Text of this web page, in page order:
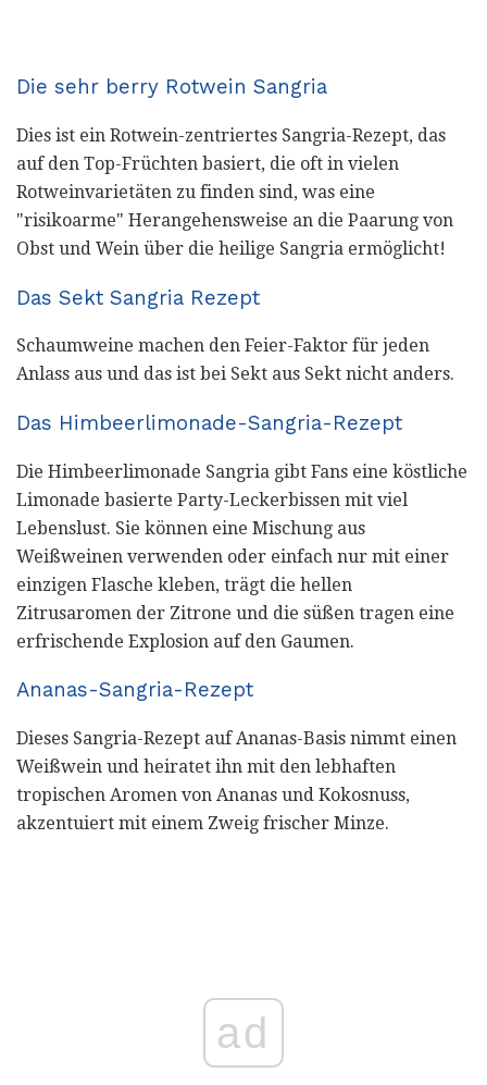
Die sehr berry Rotwein Sangria
Dies ist ein Rotwein-zentriertes Sangria-Rezept, das
auf den Top-Früchten basiert, die oft in vielen
Rotweinvarietäten zu finden sind, was eine
"risikoarme" Herangehensweise an die Paarung von
Obst und Wein über die heilige Sangria ermöglicht!
Das Sekt Sangria Rezept
Schaumweine machen den Feier-Faktor für jeden
Anlass aus und das ist bei Sekt aus Sekt nicht anders.
Das Himbeerlimonade-Sangria-Rezept
Die Himbeerlimonade Sangria gibt Fans eine köstliche
Limonade basierte Party-Leckerbissen mit viel
Lebenslust. Sie können eine Mischung aus
Weißweinen verwenden oder einfach nur mit einer
einzigen Flasche kleben, trägt die hellen
Zitrusaromen der Zitrone und die süßen tragen eine
erfrischende Explosion auf den Gaumen.
Ananas-Sangria-Rezept
Dieses Sangria-Rezept auf Ananas-Basis nimmt einen
Weißwein und heiratet ihn mit den lebhaften
tropischen Aromen von Ananas und Kokosnuss,
akzentuiert mit einem Zweig frischer Minze.
ad